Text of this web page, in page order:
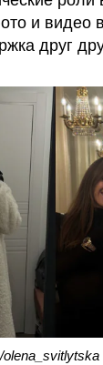
и видео
друг